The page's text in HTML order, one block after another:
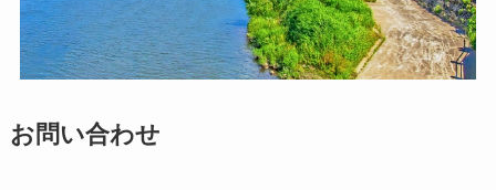
お問い合わせ